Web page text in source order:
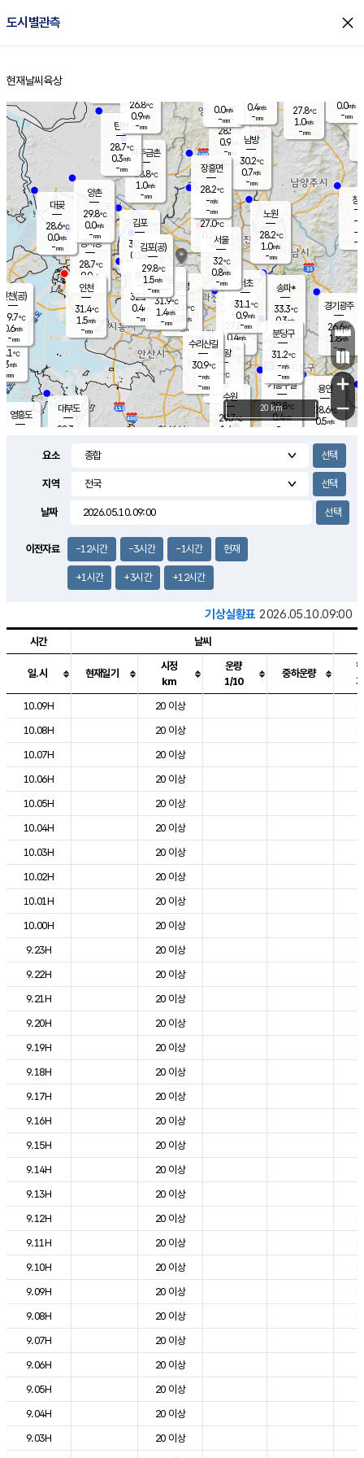
도시별관측 close
홈
현재날씨 육상
의도
℃
m/s
mm
영흥도
양주
28.5℃
0.9
-mm
과천
27.8℃
0.4m/s
- mm
용인
28.6℃
0.5m/s
경기광주
26.6℃
1.8m/s
-mm
0.0m/s
대부도
28.3
경서동
28.7℃
0.0m/s
-mm
파주금촌
28.8℃
1.0m/s
-mm
27.8℃
1.0m/s
-mm
대곶
28.6℃
0.0m/s
-mm
창
-
-m/
-
탄현
28.7℃
0.3m/s
-mm
0.0m/s
-mm
의왕
- ℃
m/s
mm
김포
30.2℃
0.1 m/s
mm
광명
33.0
℃
0.9 m/s
-mm
부천
32.1℃
0.4m/s
-mm
양촌
29.8℃
0.0m/s
-mm
구로
31.9℃
1.4m/s
-mm
은평
27.0℃
0.2 m/s
- mm
노원
28.2℃
1.0m/s
-mm
송파*
33.3℃
0.3m/s
-mm
서초
31.1℃
0.9m/s
-mm
남방
30.2℃
0.7m/s
-mm
기흥구갈
29.8℃
0.4m/s
-
수리산길
30.9℃
-m/s
-mm
분당구
31.2℃
-m/s
-mm
장흥면
28.2℃
-m/s
-mm
0.0m/s
-mm
인천(공)
29.7℃
0.6m/s
-mm
김포(공)
29.8℃
1.5m/s
-mm
수원
29.7℃
1.4 m/s
인천
31.4℃
1.5m/s
-mm
서울
32℃
0.8m/s
-mm
26.8℃
0.9m/s
-mm
0.4m/s
-mm
+
−
20 km
요소
지역
날짜
이전자료 -12시간 -3시간 -1시간 현재
+1시간 +3시간 +12시간
기상실황표 2026.05.10.09:00
도시별 기상실황표로 지점, 날씨, 기온, 강수, 바람, 기압등을 안내한 표입
시간 날씨
일.시 현재일기
시정
km
운량
1/10
중하운량
10.09H
20 이상
10.08H
20 이상
10.07H
20 이상
10.06H
20 이상
10.05H
20 이상
10.04H
20 이상
10.03H
20 이상
10.02H
20 이상
10.01H
20 이상
10.00H
20 이상
9.23H
20 이상
9.22H
20 이상
9.21H
20 이상
9.20H
20 이상
9.19H
20 이상
9.18H
20 이상
9.17H
20 이상
9.16H
20 이상
9.15H
20 이상
9.14H
20 이상
9.13H
20 이상
9.12H
20 이상
9.11H
20 이상
9.10H
20 이상
9.09H
20 이상
9.08H
20 이상
9.07H
20 이상
9.06H
20 이상
9.05H
20 이상
9.04H
20 이상
9.03H
20 이상